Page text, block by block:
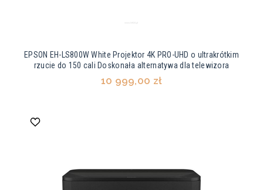
EPSON EH-LS800W White Projektor 4K PRO-UHD o ultrakrótkim
rzucie do 150 cali Doskonała alternatywa dla telewizora
10 999,00 zł